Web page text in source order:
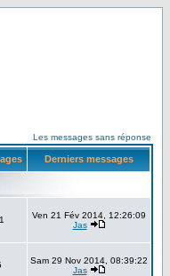
Les messages sans réponse
Derniers messages
Ven 21 Fév 2014, 12:26:09
Jas
Sam 29 Nov 2014, 08:39:22
Jas